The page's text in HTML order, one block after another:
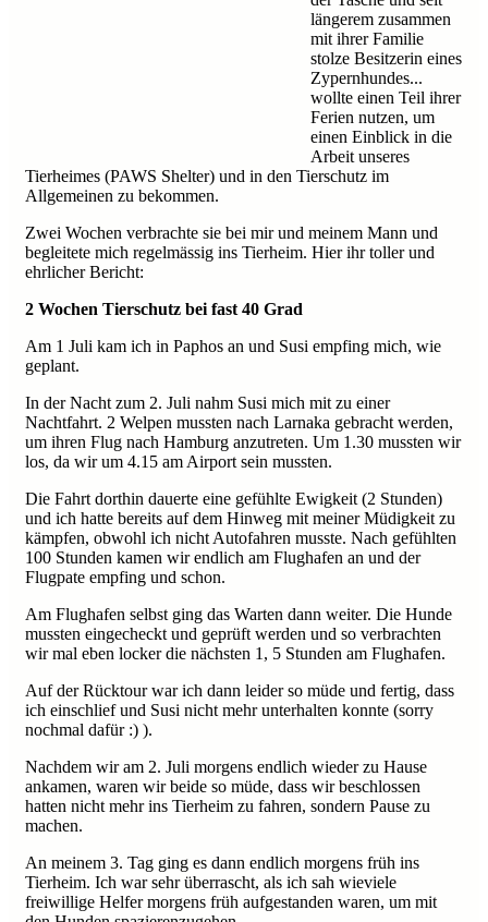
längerem zusammen
mit ihrer Familie
stolze Besitzerin eines
Zypernhundes...
wollte einen Teil ihrer
Ferien nutzen, um
einen Einblick in die
Arbeit unseres
Tierheimes (PAWS Shelter) und in den Tierschutz im
Allgemeinen zu bekommen.
Zwei Wochen verbrachte sie bei mir und meinem Mann und
begleitete mich regelmässig ins Tierheim. Hier ihr toller und
ehrlicher Bericht:
2 Wochen Tierschutz bei fast 40 Grad
Am 1 Juli kam ich in Paphos an und Susi empfing mich, wie
geplant.
In der Nacht zum 2. Juli nahm Susi mich mit zu einer
Nachtfahrt. 2 Welpen mussten nach Larnaka gebracht werden,
um ihren Flug nach Hamburg anzutreten. Um 1.30 mussten wir
los, da wir um 4.15 am Airport sein mussten.
Die Fahrt dorthin dauerte eine gefühlte Ewigkeit (2 Stunden)
und ich hatte bereits auf dem Hinweg mit meiner Müdigkeit zu
kämpfen, obwohl ich nicht Autofahren musste. Nach gefühlten
100 Stunden kamen wir endlich am Flughafen an und der
Flugpate empfing und schon.
Am Flughafen selbst ging das Warten dann weiter. Die Hunde
mussten eingecheckt und geprüft werden und so verbrachten
wir mal eben locker die nächsten 1, 5 Stunden am Flughafen.
Auf der Rücktour war ich dann leider so müde und fertig, dass
ich einschlief und Susi nicht mehr unterhalten konnte (sorry
nochmal dafür :) ).
Nachdem wir am 2. Juli morgens endlich wieder zu Hause
ankamen, waren wir beide so müde, dass wir beschlossen
hatten nicht mehr ins Tierheim zu fahren, sondern Pause zu
machen.
An meinem 3. Tag ging es dann endlich morgens früh ins
Tierheim. Ich war sehr überrascht, als ich sah wieviele
freiwillige Helfer morgens früh aufgestanden waren, um mit